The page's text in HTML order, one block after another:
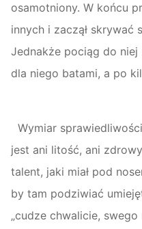
osamotniony. W końcu
innych i zaczął skrywać
Jednakże pociąg do niej
dla niego batami, a po
Wymiar
jest ani litość, ani
talent, jaki miał pod
by tam podziwiać
„cudze chwalicie,